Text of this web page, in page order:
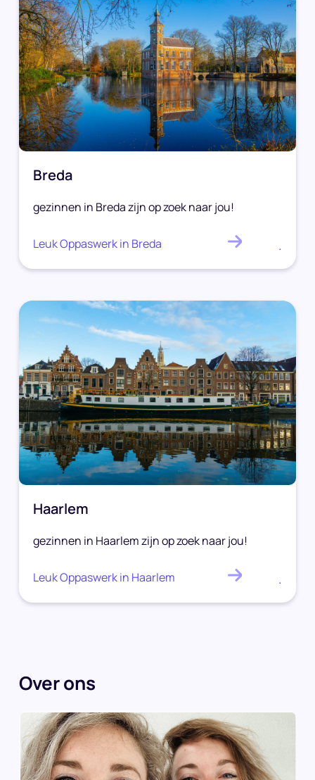
Breda
gezinnen in Breda zijn op zoek naar jou!
Leuk Oppaswerk in Breda .
Haarlem
gezinnen in Haarlem zijn op zoek naar jou!
Leuk Oppaswerk in Haarlem .
Over ons